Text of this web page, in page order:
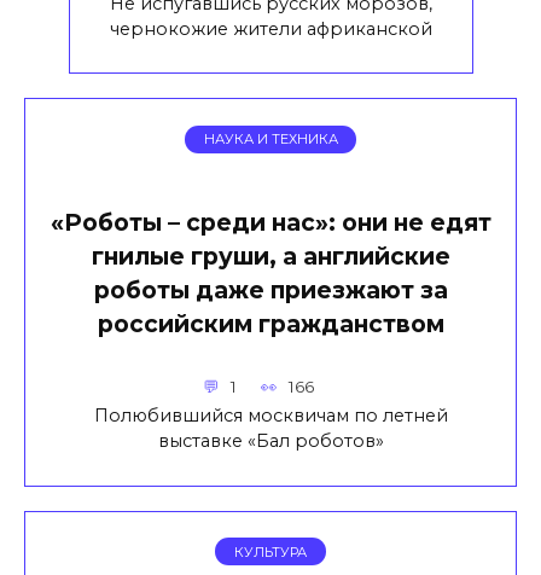
чернокожие жители африканской
НАУКА И ТЕХНИКА
«Роботы – среди нас»: они не едят
гнилые груши, а английские
роботы даже приезжают за
российским гражданством
1 166
Полюбившийся москвичам по летней
выставке «Бал роботов»
КУЛЬТУРА